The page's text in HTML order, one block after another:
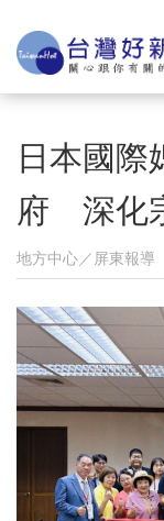
日本國際
府 深化
地方中心／屏東報導